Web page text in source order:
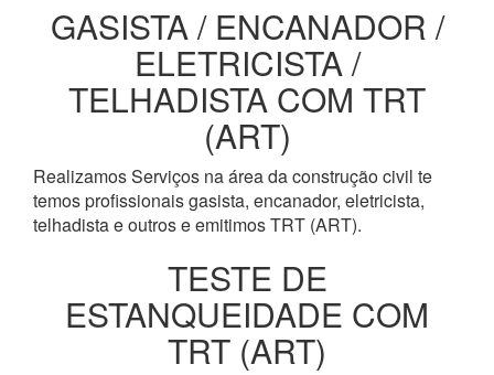
GASISTA / ENCANADOR /
ELETRICISTA /
TELHADISTA COM TRT
(ART)
Realizamos Serviços na área da construção civil te
temos profissionais gasista, encanador, eletricista,
telhadista e outros e emitimos TRT (ART).
TESTE DE
ESTANQUEIDADE COM
TRT (ART)